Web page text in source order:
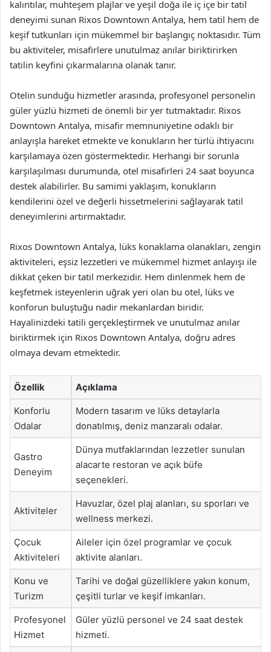
kalıntılar, muhteşem plajlar ve yeşil doğa ile iç içe bir tatil
deneyimi sunan Rixos Downtown Antalya, hem tatil hem de
keşif tutkunları için mükemmel bir başlangıç noktasıdır. Tüm
bu aktiviteler, misafirlere unutulmaz anılar biriktirirken
tatilin keyfini çıkarmalarına olanak tanır.
Otelin sunduğu hizmetler arasında, profesyonel personelin
güler yüzlü hizmeti de önemli bir yer tutmaktadır. Rixos
Downtown Antalya, misafir memnuniyetine odaklı bir
anlayışla hareket etmekte ve konukların her türlü ihtiyacını
karşılamaya özen göstermektedir. Herhangi bir sorunla
karşılaşılması durumunda, otel misafirleri 24 saat boyunca
destek alabilirler. Bu samimi yaklaşım, konukların
kendilerini özel ve değerli hissetmelerini sağlayarak tatil
deneyimlerini artırmaktadır.
Rixos Downtown Antalya, lüks konaklama olanakları, zengin
aktiviteleri, eşsiz lezzetleri ve mükemmel hizmet anlayışı ile
dikkat çeken bir tatil merkezidir. Hem dinlenmek hem de
keşfetmek isteyenlerin uğrak yeri olan bu otel, lüks ve
konforun buluştuğu nadir mekanlardan biridir.
Hayalinizdeki tatili gerçekleştirmek ve unutulmaz anılar
biriktirmek için Rixos Downtown Antalya, doğru adres
olmaya devam etmektedir.
Özellik Açıklama
Konforlu
Odalar
Modern tasarım ve lüks detaylarla
donatılmış, deniz manzaralı odalar.
Gastro
Deneyim
Dünya mutfaklarından lezzetler sunulan
alacarte restoran ve açık büfe
seçenekleri.
Aktiviteler
Havuzlar, özel plaj alanları, su sporları ve
wellness merkezi.
Çocuk
Aktiviteleri
Aileler için özel programlar ve çocuk
aktivite alanları.
Konu ve
Turizm
Tarihi ve doğal güzelliklere yakın konum,
çeşitli turlar ve keşif imkanları.
Profesyonel
Hizmet
Güler yüzlü personel ve 24 saat destek
hizmeti.